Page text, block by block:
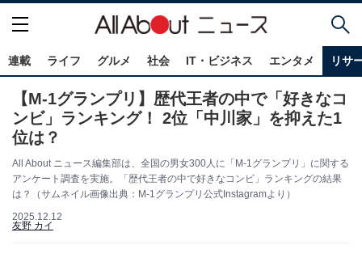
連載 ライフ グルメ 社会 IT・ビジネス エンタメ リサ
【M-1グランプリ】歴代王者の中で「好きなコ
ンビ」ランキング！ 2位「中川家」を抑えた1
位は？
All About ニュース編集部は、全国の男女300人に「M-1グランプリ」に関する
アンケート調査を実施。「歴代王者の中で好きなコンビ」ランキングの結果
は？（サムネイル画像出典：M-1グランプリ公式Instagramより）
2025.12.12
友野 カイ